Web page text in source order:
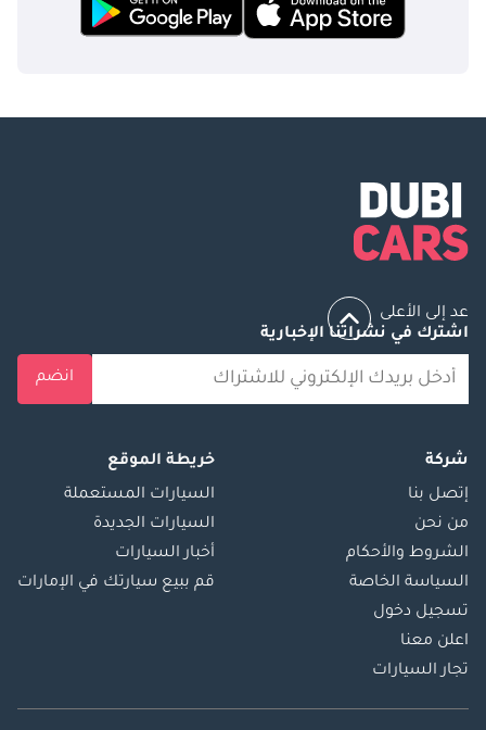
عد إلى الأعلى
اشترك في نشراتنا الإخبارية
انضم
شركة
إتصل بنا
من نحن
الشروط والأحكام
السياسة الخاصة
تسجيل دخول
اعلن معنا
تجار السيارات
خريطة الموقع
السيارات المستعملة
السيارات الجديدة
أخبار السيارات
قم ببيع سيارتك في الإمارات